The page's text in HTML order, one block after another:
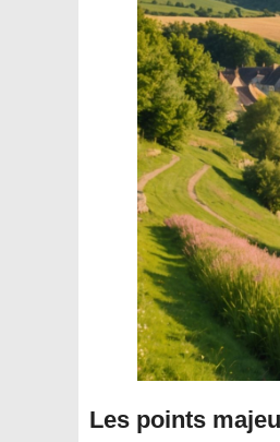
Les points